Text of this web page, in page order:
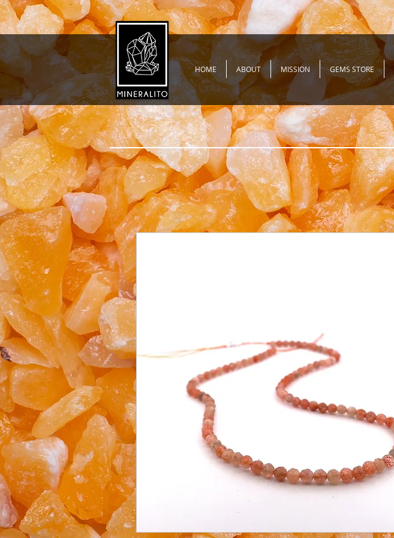
HOME ABOUT MISSION GEMS STORE